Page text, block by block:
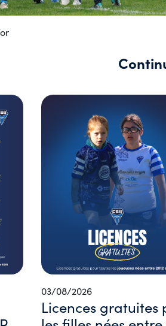
03/08/2026
Licences gratuites